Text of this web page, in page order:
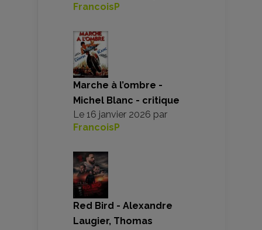
FrancoisP
Marche à l’ombre -
Michel Blanc - critique
Le 16 janvier 2026 par
FrancoisP
Red Bird - Alexandre
Laugier, Thomas